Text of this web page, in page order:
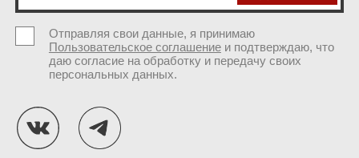
Отправляя свои данные, я принимаю
Пользовательское соглашениеи подтверждаю, что
даю согласие на обработку и передачу своих
персональных данных.